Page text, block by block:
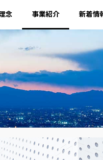
念 事業紹介 新着情